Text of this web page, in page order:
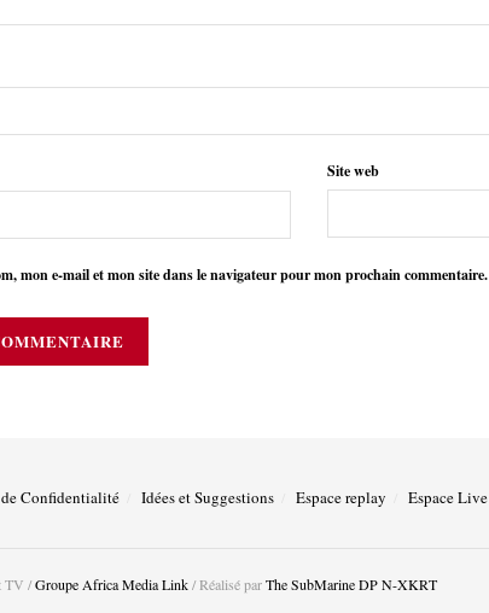
Site web
mon e-mail et mon site dans le navigateur pour mon prochain commentaire.
Confidentialité Idées et Suggestions Espace replay Espace Live
TV /Groupe Africa Media Link/ Réalisé parThe SubMarine DP N-XKRT